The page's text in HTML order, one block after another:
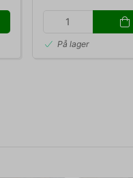
På lager